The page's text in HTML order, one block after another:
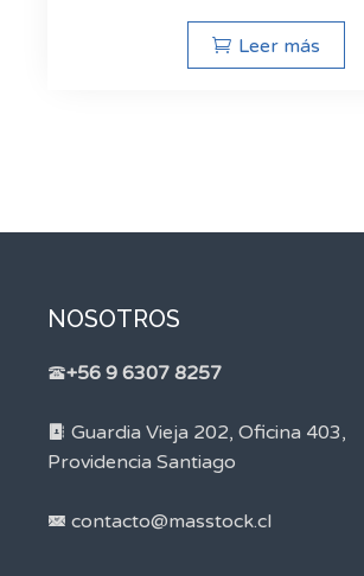
Leer más
NOSOTROS
+56 9 6307 8257
Guardia Vieja 202, Oficina 403,
Providencia Santiago
contacto@masstock.cl